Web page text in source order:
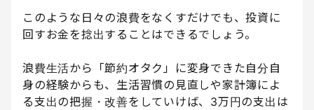
このような日々の浪費をなくすだけでも、投資に
回すお金を捻出することはできるでしょう。
浪費生活から「節約オタク」に変身できた自分自
身の経験からも、生活習慣の見直しや家計簿によ
る支出の把握・改善をしていけば、3万円の支出は